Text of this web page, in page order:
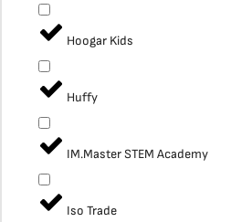
Hoogar Kids
Huffy
IM.Master STEM Academy
Iso Trade